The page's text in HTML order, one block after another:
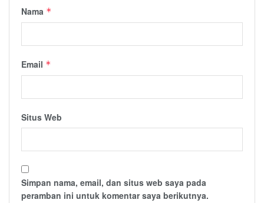
Nama *
Email *
Situs Web
Simpan nama, email, dan situs web saya pada
peramban ini untuk komentar saya berikutnya.